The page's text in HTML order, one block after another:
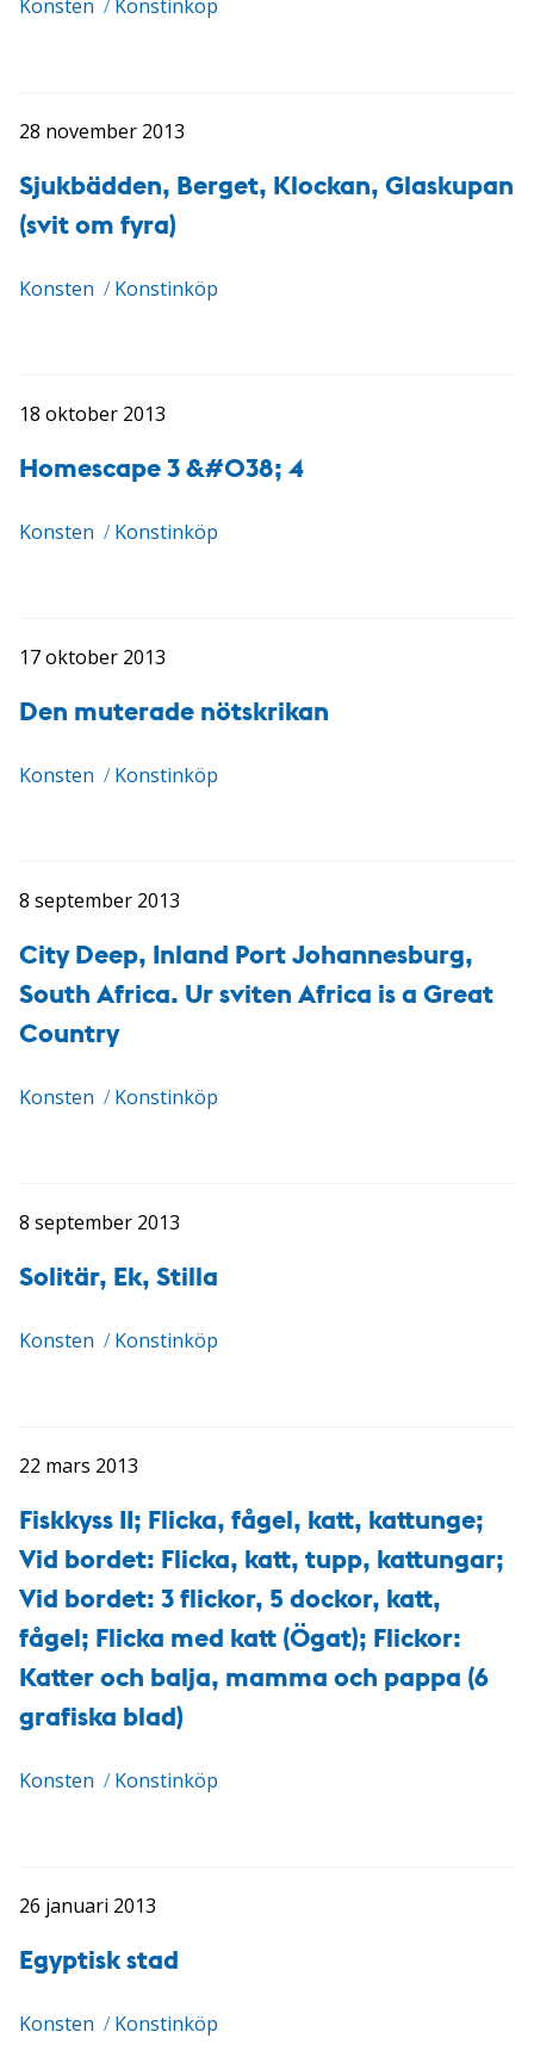
Konsten / Konstinköp
28 november 2013
Sjukbädden, Berget, Klockan, Glaskupan
(svit om fyra)
Konsten / Konstinköp
18 oktober 2013
Homescape 3 &#038; 4
Konsten / Konstinköp
17 oktober 2013
Den muterade nötskrikan
Konsten / Konstinköp
8 september 2013
City Deep, Inland Port Johannesburg,
South Africa. Ur sviten Africa is a Great
Country
Konsten / Konstinköp
8 september 2013
Solitär, Ek, Stilla
Konsten / Konstinköp
22 mars 2013
Fiskkyss II; Flicka, fågel, katt, kattunge;
Vid bordet: Flicka, katt, tupp, kattungar;
Vid bordet: 3 flickor, 5 dockor, katt,
fågel; Flicka med katt (Ögat); Flickor:
Katter och balja, mamma och pappa (6
grafiska blad)
Konsten / Konstinköp
26 januari 2013
Egyptisk stad
Konsten / Konstinköp